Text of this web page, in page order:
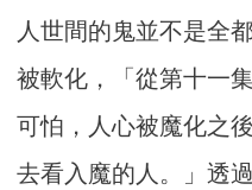
人世間的鬼並不是全
被軟化，「從第十一
可怕，人心被魔化之
去看入魔的人。」透